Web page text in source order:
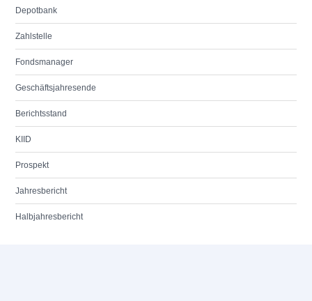
Depotbank
Zahlstelle
Fondsmanager
Geschäftsjahresende
Berichtsstand
KIID
Prospekt
Jahresbericht
Halbjahresbericht